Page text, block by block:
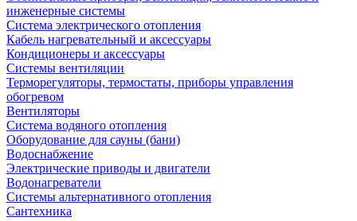
инженерные системы
Система электрического отопления
Кабель нагревательный и аксессуары
Кондиционеры и аксессуары
Системы вентиляции
Терморегуляторы, термостаты, приборы управления
обогревом
Вентиляторы
Система водяного отопления
Оборудование для сауны (бани)
Водоснабжение
Электрические приводы и двигатели
Водонагреватели
Системы альтернативного отопления
Сантехника